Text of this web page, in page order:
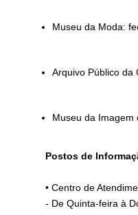
Museu da Moda:
Arquivo Público da
Museu da Imagem
Postos de
• Centro de
- De Quinta-feira à